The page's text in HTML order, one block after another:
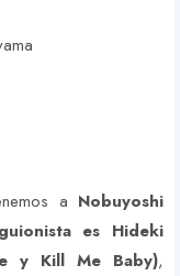
a Nobuyoshi
es Hideki
y Kill Me Baby),